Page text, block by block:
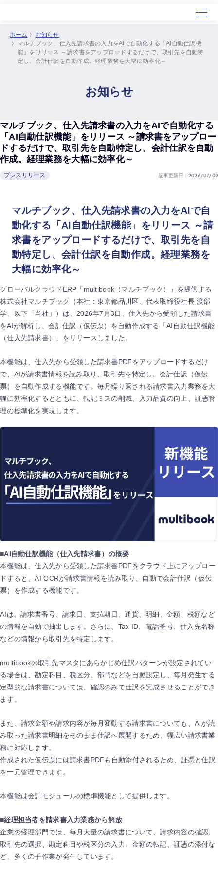
ホーム
サービス
ホーム
お知らせ
マルチブック、仕入先請求書の入力をAIで自動化する「AI自動仕訳機
能」をリリース ～請求書をアップロードするだけで、取引先を自動特
定し、会計仕訳を自動作成。経理業務を大幅に効率化～
お知らせ
マルチブック、仕入先請求書の入力をAIで自動化する
「AI自動仕訳機能」をリリース ～請求書をアップロー
ドするだけで、取引先を自動特定し、会計仕訳を自動
作成。経理業務を大幅に効率化～
プレスリリース 記事更新日：2026/07/09
マルチブック、仕入先請求書の入力をAIで自
動化する「AI自動仕訳機能」をリリース ～請
求書をアップロードするだけで、取引先を自
動特定し、会計仕訳を自動作成。経理業務を
大幅に効率化～
グローバルクラウドERP「multibook（マルチブック）」を提供する
株式会社マルチブック（本社：東京都品川区、代表取締役社長 渡部
学、以下「当社」）は、2026年7月3日、仕入先から受領した請求書
をAIが解析し、会計仕訳（仮伝票）を自動作成する「AI自動仕訳機能
（仕入先請求書）」をリリースしました。
本機能は、仕入先から受領した請求書PDFをアップロードするだけ
で、AIが請求書情報を読み取り、取引先を特定し、会計仕訳（仮伝
票）を自動作成する機能です。毎月繰り返される請求書入力業務を大
幅に効率化するとともに、転記ミスの削減、入力品質の向上、証憑管
理の標準化を実現します。
■AI自動仕訳機能（仕入先請求書）の概要
本機能は、仕入先から受領した請求書PDFをクラウド上にアップロー
ドすると、AI OCRが請求書情報を読み取り、自動で会計仕訳（仮伝
票）を作成する機能です。
AIは、請求書番号、請求日、支払期日、通貨、明細、金額、税額など
の情報を自動で抽出します。さらに、Tax ID、電話番号、仕入先名称
などの情報から取引先を特定します。
multibookの取引先マスタにあらかじめ仕訳パターンが設定されてい
る場合は、勘定科目、税区分、部門などを自動設定し、毎月発生する
定型的な請求書については、確認のみで仕訳を完成させることができ
ます。
また、請求金額や請求内容が毎月変動する請求書についても、AIが読
み取った請求書明細をそのまま仕訳へ展開するため、幅広い請求書業
務に対応します。
作成された仮伝票には請求書PDFも自動添付されるため、証憑と仕訳
を一元管理できます。
本機能は会計モジュールの標準機能として提供します。
■経理担当者を請求書入力業務から解放
企業の経理部門では、毎月大量の請求書について、請求内容の確認、
取引先の選択、勘定科目や税区分の入力、金額の転記、証憑の添付な
ど、多くの手作業が発生しています。